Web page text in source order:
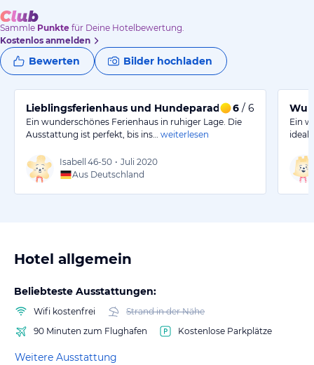
Sammle Punkte für Deine Hotelbewertung.
Kostenlos anmelden
Bewerten Bilder hochladen
Lieblingsferienhaus und Hundeparadies6 / 6
Ein wunderschönes Ferienhaus in ruhiger Lage. Die
Ausstattung ist perfekt, bis ins…
weiterlesen
Isabell 46-50 • Juli 2020
Aus Deutschland
Ein
ideal
Hotel allgemein
Beliebteste Ausstattungen:
Wifi kostenfrei
Strand in der Nähe
90 Minuten zum Flughafen
Kostenlose Parkplätze
Weitere Ausstattung